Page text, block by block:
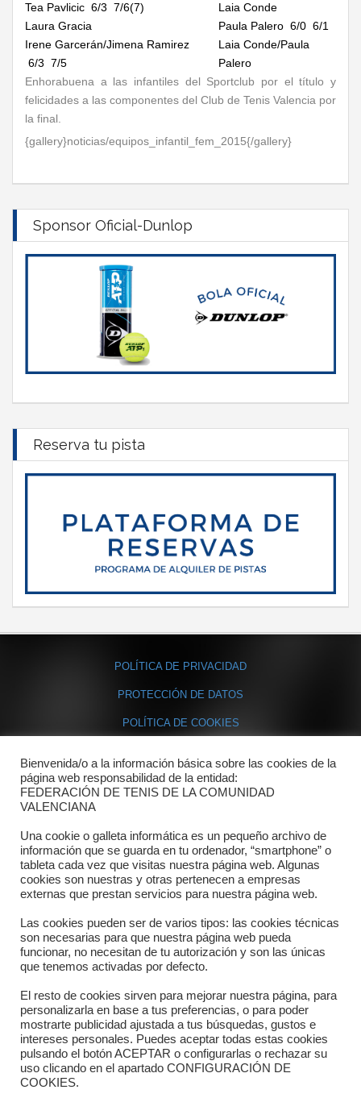
Tea Pavlicic 6/3 7/6(7)
Laia Conde
Laura Gracia
Paula Palero 6/0 6/1
Irene Garcerán/Jimena Ramirez
6/3 7/5
Laia Conde/Paula
Palero
Enhorabuena a las infantiles del Sportclub por el título y
felicidades a las componentes del Club de Tenis Valencia por
la final.
{gallery}noticias/equipos_infantil_fem_2015{/gallery}
Sponsor Oficial-Dunlop
Reserva tu pista
POLÍTICA DE PRIVACIDAD
PROTECCIÓN DE DATOS
POLÍTICA DE COOKIES
Contacto
Dónde estamos
Directorio departamentos
Horario
Formulario de contacto
Copyright © 2025 FTCV
Bienvenida/o a la información básica sobre las cookies de la
página web responsabilidad de la entidad:
FEDERACIÓN DE TENIS DE LA COMUNIDAD
VALENCIANA
Una cookie o galleta informática es un pequeño archivo de
información que se guarda en tu ordenador, “smartphone” o
tableta cada vez que visitas nuestra página web. Algunas
cookies son nuestras y otras pertenecen a empresas
externas que prestan servicios para nuestra página web.
Las cookies pueden ser de varios tipos: las cookies técnicas
son necesarias para que nuestra página web pueda
funcionar, no necesitan de tu autorización y son las únicas
que tenemos activadas por defecto.
El resto de cookies sirven para mejorar nuestra página, para
personalizarla en base a tus preferencias, o para poder
mostrarte publicidad ajustada a tus búsquedas, gustos e
intereses personales. Puedes aceptar todas estas cookies
pulsando el botón ACEPTAR o configurarlas o rechazar su
uso clicando en el apartado CONFIGURACIÓN DE
COOKIES.